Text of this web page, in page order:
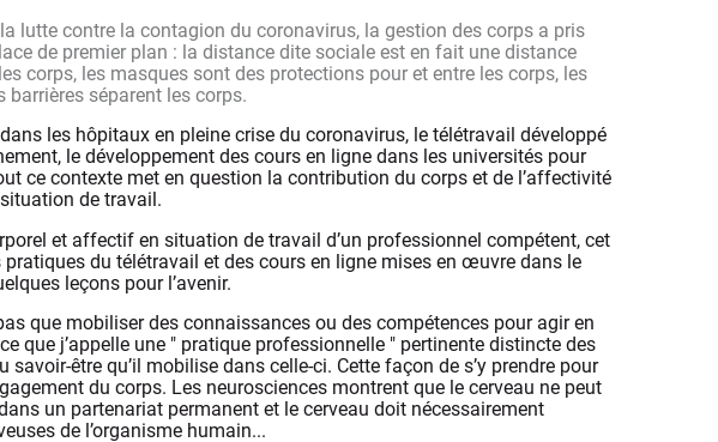
lutte contre la contagion du coronavirus, la gestion des corps a pris
de premier plan : la distance dite sociale est en fait une distance
corps, les masques sont des protections pour et entre les corps, les
barrières séparent les corps.
les hôpitaux en pleine crise du coronavirus, le télétravail développé
le développement des cours en ligne dans les universités pour
ce contexte met en question la contribution du corps et de l’affectivité
de travail.
et affectif en situation de travail d’un professionnel compétent, cet
du télétravail et des cours en ligne mises en œuvre dans le
leçons pour l’avenir.
que mobiliser des connaissances ou des compétences pour agir en
que j’appelle une " pratique professionnelle " pertinente distincte des
savoir-être qu’il mobilise dans celle-ci. Cette façon de s’y prendre pour
du corps. Les neurosciences montrent que le cerveau ne peut
un partenariat permanent et le cerveau doit nécessairement
de l’organisme humain...